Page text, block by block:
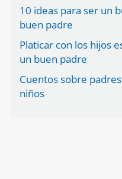
10 ideas para ser un
buen padre
Platicar con los hijos
un buen padre
Cuentos sobre
niños